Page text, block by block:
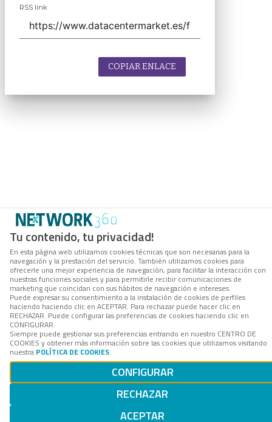
Tu contenido, tu privacidad!
En esta página web utilizamos cookies técnicas que son necesarias para la
navegación y la prestación del servicio. También utilizamos cookies para
ofrecerle una mejor experiencia de navegación, para facilitar la interacción con
nuestras funciones sociales y para permitirle recibir comunicaciones de
marketing que coincidan con sus hábitos de navegación e intereses.
Puede expresar su consentimiento a la instalación de cookies de perfiles
haciendo haciendo clic en ACEPTAR. Para rechazar puede hacer clic en
RECHAZAR. Puede configurar las preferencias de cookies haciendo clic en
CONFIGURAR.
Siempre puede gestionar sus preferencias entrando en nuestro CENTRO DE
COOKIES y obtener más información sobre las cookies que utilizamos visitando
nuestra POLÍTICA DE COOKIES.
CONFIGURAR
RECHAZAR
ACEPTAR
RSS link
COPIAR ENLACE